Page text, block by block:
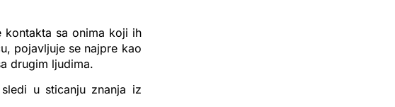
kontakta sa onima koji ih
pojavljuje se najpre kao
drugim ljudima.
u sticanju znanja iz